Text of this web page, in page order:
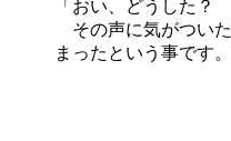
「おい、どうした？
その声に気がつい
まったという事です。